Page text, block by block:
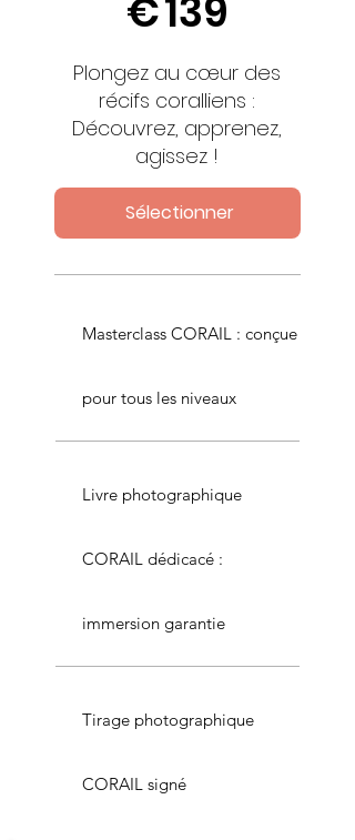
€139
Plongez au cœur des
récifs coralliens :
Découvrez, apprenez,
agissez !
Sélectionner
Masterclass CORAIL : conçue
pour tous les niveaux
Livre photographique
CORAIL dédicacé :
immersion garantie
Tirage photographique
CORAIL signé